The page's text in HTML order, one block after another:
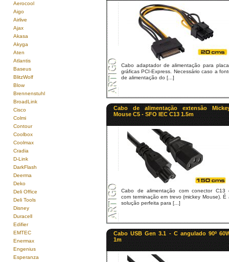
Aerocool
Aigo
Airlive
Ajax
Akasa
Akyga
Aten
Atlantis
Baseus
BlitzWolf
Blow
Brennenstuhl
BroadLink
Cisco
Colmi
Contour
Coolbox
Coolmax
Cradia
D-Link
DarkFlash
Deerma
Deko
Deli Office
Deli Tools
Disney
Duracell
Edifier
EMTEC
Enermax
Engenius
Esperanza
Cabo adaptador de alimentação para
gráficas PCI-Express. Necessário caso a
de alimentação do [...]
Cabo de alimentação extensão
Mouse C5 - SFO IEC C13 1.5m
Cabo de alimentação com conector C13
com terminação em trevo (mickey Mouse). É
solução perfeita para [...]
Cabo USB Gen 3.1 - C angulado 90º
1m